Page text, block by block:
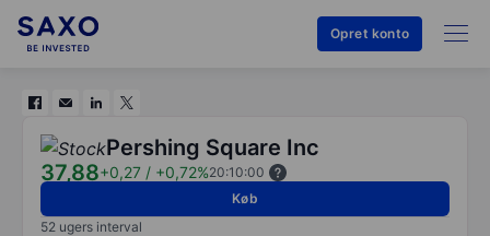
Opret konto
Pershing Square Inc
37,88+0,27 / +0,72%20:10:00
Køb
52 ugers interval